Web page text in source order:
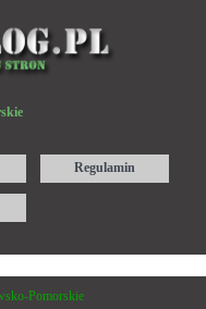
Regulamin
Pomorskie